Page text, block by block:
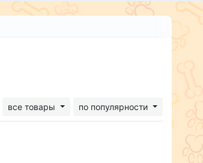
все товары по популярности